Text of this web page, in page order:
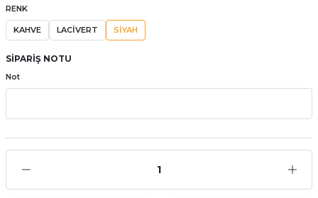
Pili
RENK
KAHVE LACİVERT SİYAH
SİPARİŞ NOTU
Not